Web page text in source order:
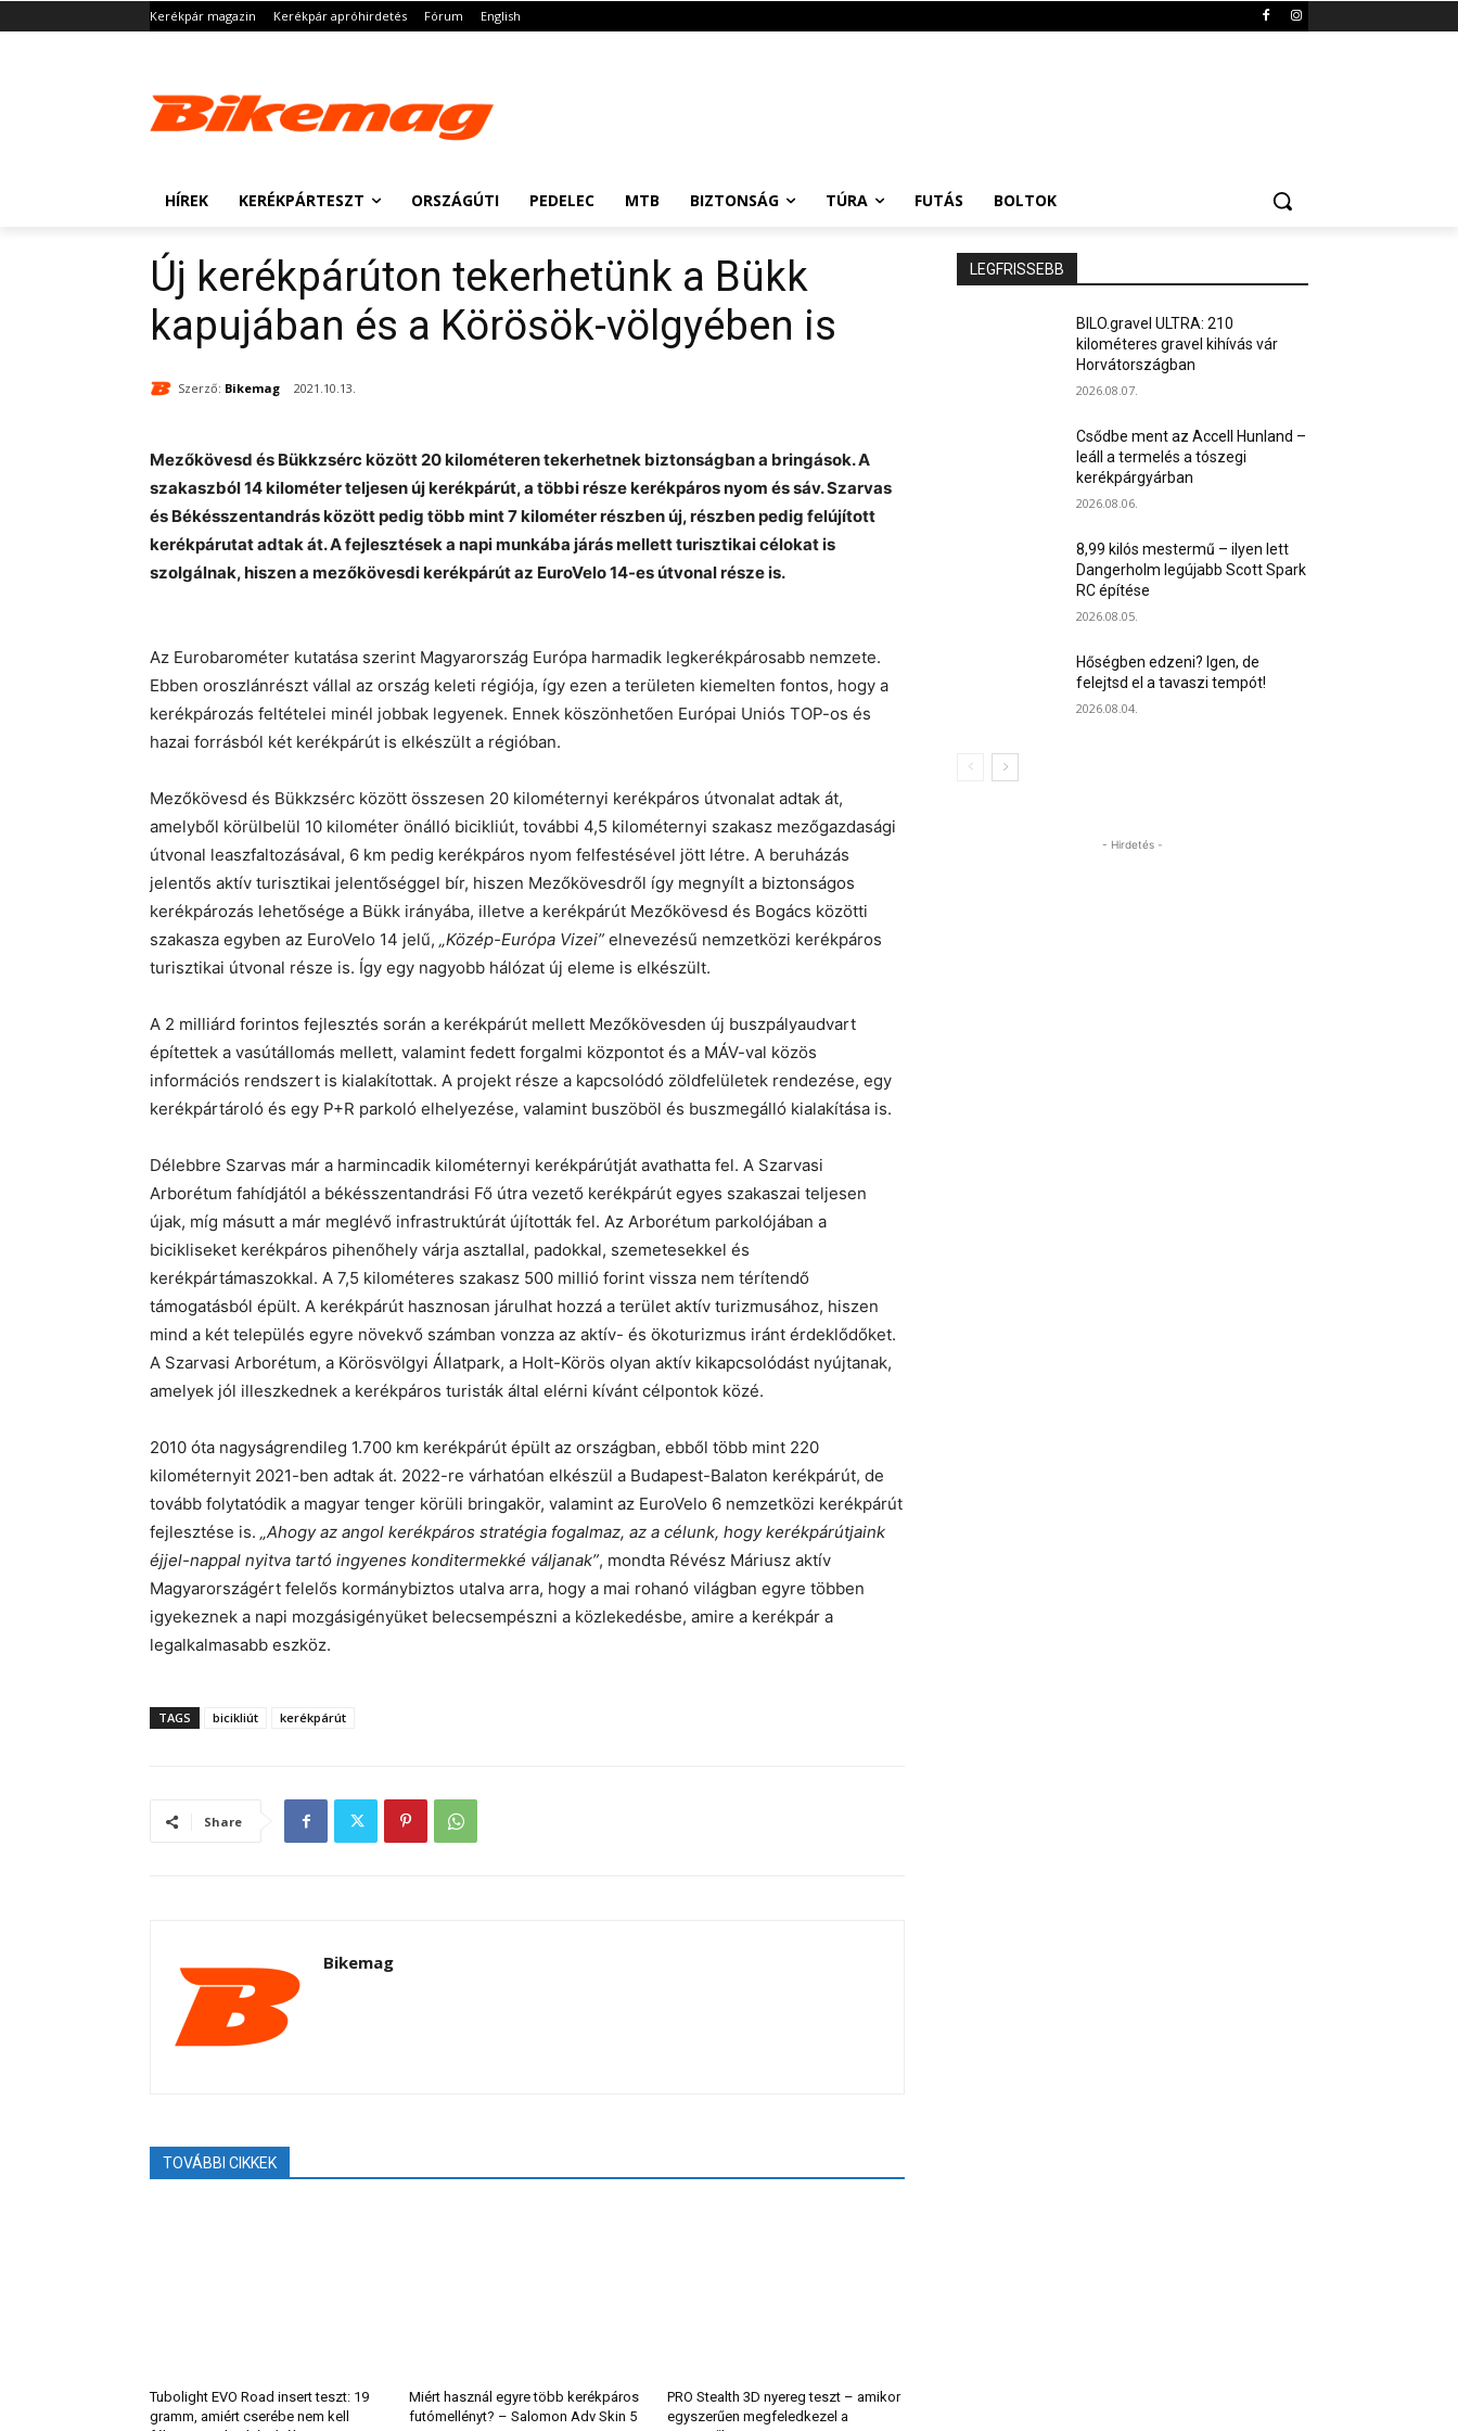
Kerékpár magazin Kerékpár apróhirdetés Fórum English
HÍREK KERÉKPÁRTESZT ORSZÁGÚTI PEDELEC MTB BIZTONSÁG TÚRA FUTÁS BOLTOK
Új kerékpárúton tekerhetünk a Bükk
kapujában és a Körösök-völgyében is
Szerző: Bikemag 2021.10.13.
Mezőkövesd és Bükkzsérc között 20 kilométeren tekerhetnek biztonságban a bringások. A
szakaszból 14 kilométer teljesen új kerékpárút, a többi része kerékpáros nyom és sáv. Szarvas
és Békésszentandrás között pedig több mint 7 kilométer részben új, részben pedig felújított
kerékpárutat adtak át. A fejlesztések a napi munkába járás mellett turisztikai célokat is
szolgálnak, hiszen a mezőkövesdi kerékpárút az EuroVelo 14-es útvonal része is.
Az Eurobarométer kutatása szerint Magyarország Európa harmadik legkerékpárosabb nemzete.
Ebben oroszlánrészt vállal az ország keleti régiója, így ezen a területen kiemelten fontos, hogy a
kerékpározás feltételei minél jobbak legyenek. Ennek köszönhetően Európai Uniós TOP-os és
hazai forrásból két kerékpárút is elkészült a régióban.
Mezőkövesd és Bükkzsérc között összesen 20 kilométernyi kerékpáros útvonalat adtak át,
amelyből körülbelül 10 kilométer önálló bicikliút, további 4,5 kilométernyi szakasz mezőgazdasági
útvonal leaszfaltozásával, 6 km pedig kerékpáros nyom felfestésével jött létre. A beruházás
jelentős aktív turisztikai jelentőséggel bír, hiszen Mezőkövesdről így megnyílt a biztonságos
kerékpározás lehetősége a Bükk irányába, illetve a kerékpárút Mezőkövesd és Bogács közötti
szakasza egyben az EuroVelo 14 jelű, „Közép-Európa Vizei” elnevezésű nemzetközi kerékpáros
turisztikai útvonal része is. Így egy nagyobb hálózat új eleme is elkészült.
A 2 milliárd forintos fejlesztés során a kerékpárút mellett Mezőkövesden új buszpályaudvart
építettek a vasútállomás mellett, valamint fedett forgalmi központot és a MÁV-val közös
információs rendszert is kialakítottak. A projekt része a kapcsolódó zöldfelületek rendezése, egy
kerékpártároló és egy P+R parkoló elhelyezése, valamint buszöböl és buszmegálló kialakítása is.
Délebbre Szarvas már a harmincadik kilométernyi kerékpárútját avathatta fel. A Szarvasi
Arborétum fahídjától a békésszentandrási Fő útra vezető kerékpárút egyes szakaszai teljesen
újak, míg másutt a már meglévő infrastruktúrát újították fel. Az Arborétum parkolójában a
bicikliseket kerékpáros pihenőhely várja asztallal, padokkal, szemetesekkel és
kerékpártámaszokkal. A 7,5 kilométeres szakasz 500 millió forint vissza nem térítendő
támogatásból épült. A kerékpárút hasznosan járulhat hozzá a terület aktív turizmusához, hiszen
mind a két település egyre növekvő számban vonzza az aktív- és ökoturizmus iránt érdeklődőket.
A Szarvasi Arborétum, a Körösvölgyi Állatpark, a Holt-Körös olyan aktív kikapcsolódást nyújtanak,
amelyek jól illeszkednek a kerékpáros turisták által elérni kívánt célpontok közé.
2010 óta nagyságrendileg 1.700 km kerékpárút épült az országban, ebből több mint 220
kilométernyit 2021-ben adtak át. 2022-re várhatóan elkészül a Budapest-Balaton kerékpárút, de
tovább folytatódik a magyar tenger körüli bringakör, valamint az EuroVelo 6 nemzetközi kerékpárút
fejlesztése is. „Ahogy az angol kerékpáros stratégia fogalmaz, az a célunk, hogy kerékpárútjaink
éjjel-nappal nyitva tartó ingyenes konditermekké váljanak”, mondta Révész Máriusz aktív
Magyarországért felelős kormánybiztos utalva arra, hogy a mai rohanó világban egyre többen
igyekeznek a napi mozgásigényüket belecsempészni a közlekedésbe, amire a kerékpár a
legalkalmasabb eszköz.
TAGS bicikliút kerékpárút
Share
Bikemag
TOVÁBBI CIKKEK
Tubolight EVO Road insert teszt: 19
gramm, amiért cserébe nem kell
Miért használ egyre több kerékpáros
futómellényt? – Salomon Adv Skin 5
PRO Stealth 3D nyereg teszt – amikor
egyszerűen megfeledkezel a
LEGFRISSEBB
BILO.gravel ULTRA: 210
kilométeres gravel kihívás vár
Horvátországban
2026.08.07.
Csődbe ment az Accell Hunland –
leáll a termelés a tószegi
kerékpárgyárban
2026.08.06.
8,99 kilós mestermű – ilyen lett
Dangerholm legújabb Scott Spark
RC építése
2026.08.05.
Hőségben edzeni? Igen, de
felejtsd el a tavaszi tempót!
2026.08.04.
- Hirdetés -